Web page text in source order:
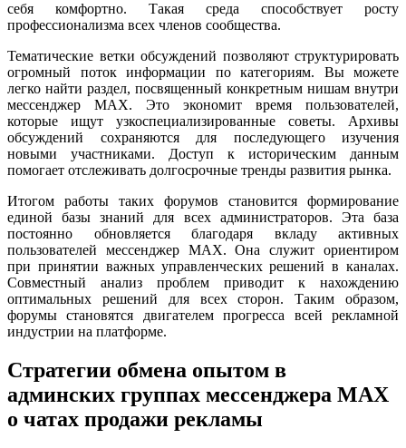
себя комфортно. Такая среда способствует росту
профессионализма всех членов сообщества.
Тематические ветки обсуждений позволяют структурировать
огромный поток информации по категориям. Вы можете
легко найти раздел, посвященный конкретным нишам внутри
мессенджер MAX. Это экономит время пользователей,
которые ищут узкоспециализированные советы. Архивы
обсуждений сохраняются для последующего изучения
новыми участниками. Доступ к историческим данным
помогает отслеживать долгосрочные тренды развития рынка.
Итогом работы таких форумов становится формирование
единой базы знаний для всех администраторов. Эта база
постоянно обновляется благодаря вкладу активных
пользователей мессенджер MAX. Она служит ориентиром
при принятии важных управленческих решений в каналах.
Совместный анализ проблем приводит к нахождению
оптимальных решений для всех сторон. Таким образом,
форумы становятся двигателем прогресса всей рекламной
индустрии на платформе.
Стратегии обмена опытом в
админских группах мессенджера MAX
о чатах продажи рекламы